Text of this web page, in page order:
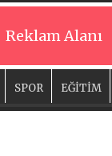
Reklam Alanı
SPOR EĞİTİM